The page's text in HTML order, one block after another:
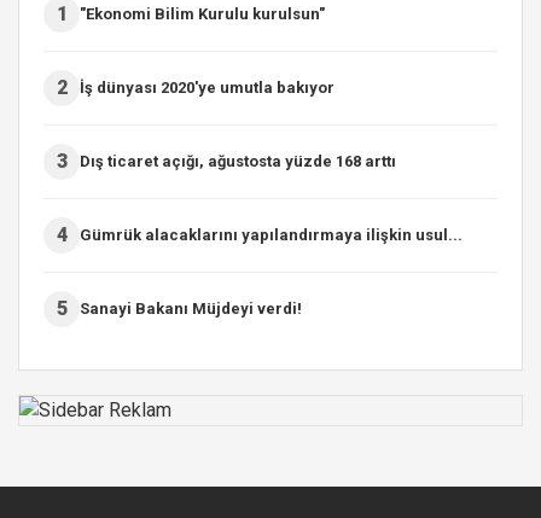
1 "Ekonomi Bilim Kurulu kurulsun"
2 İş dünyası 2020'ye umutla bakıyor
3 Dış ticaret açığı, ağustosta yüzde 168 arttı
4 Gümrük alacaklarını yapılandırmaya ilişkin usul...
5 Sanayi Bakanı Müjdeyi verdi!